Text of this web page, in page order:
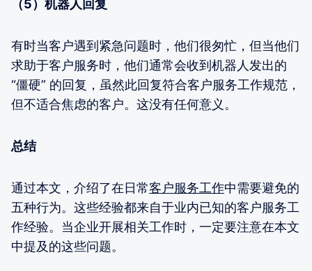
（5）机器人回复
有时当客户遇到紧急问题时，他们很匆忙，但当他们
求助于客户服务时，他们通常会收到机器人发出的
“僵硬” 的回复，虽然此回复符合客户服务工作规范，
但不适合焦虑的客户。这没有任何意义。
总结
通过本文，介绍了在日常客户服务工作中需要避免的
五种行为。这些经验都来自于业内已知的客户服务工
作经验。当企业开展相关工作时，一定要注意在本文
中提及的这些问题。